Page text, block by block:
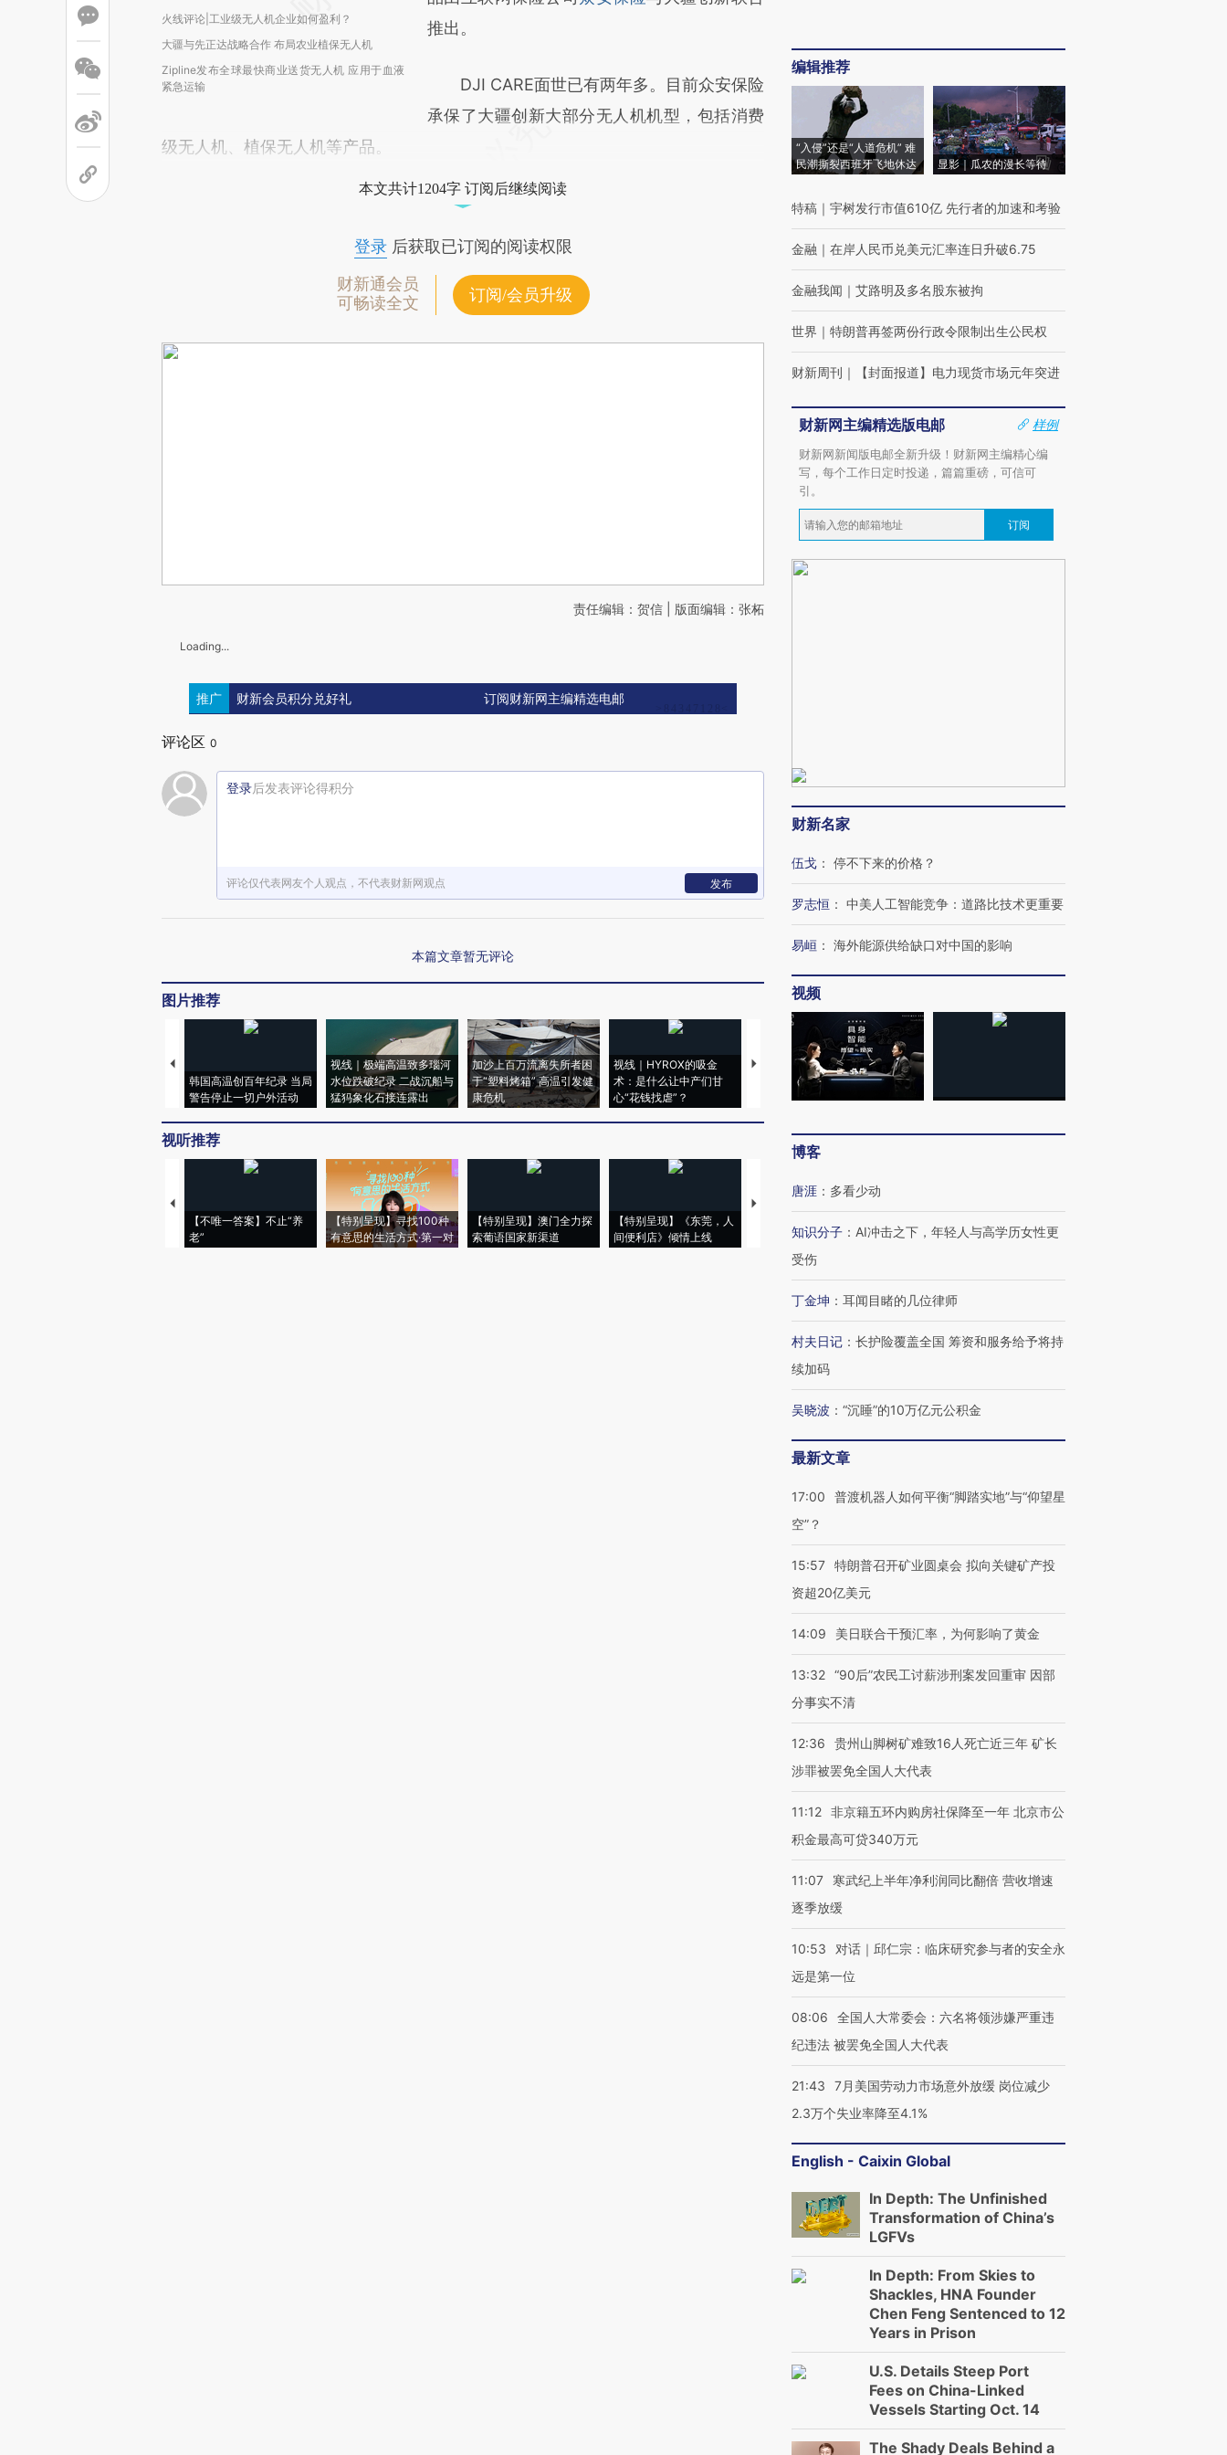
火线评论|工业级无人机企业如何盈利？
大疆与先正达战略合作 布局农业植保无人机
Zipline发布全球最快商业送货无人机 应用于血液
紧急运输
推出。
DJI CARE面世已有两年多。目前众安保险
承保了大疆创新大部分无人机机型，包括消费
级无人机、植保无人机等产品。
本文共计1204字 订阅后继续阅读
登录后获取已订阅的阅读权限
财新通会员
可畅读全文
订阅/会员升级
责任编辑：贺信 | 版面编辑：张柘
Loading...
推广 财新会员积分兑好礼 订阅财新网主编精选电邮
评论区 0
登录后发表评论得积分
评论仅代表网友个人观点，不代表财新网观点 发布
本篇文章暂无评论
图片推荐
韩国高温创百年纪录 当局
警告停止一切户外活动
视线｜极端高温致多瑙河
水位跌破纪录 二战沉船与
猛犸象化石接连露出
加沙上百万流离失所者困
于“塑料烤箱” 高温引发健
康危机
视线｜HYROX的吸金
术：是什么让中产们甘
心“花钱找虐”？
马航飞行员跨国走私7万
粒摇头丸 尿检体内含3种
视线｜被称为“蟑螂”的印
度Z世代 用街头抗争将教
育部长拱下台
飞地休达
视听推荐
【不唯一答案】不止“养
老”
【特别呈现】寻找100种
有意思的生活方式·第一对
【特别呈现】澳门全力探
索葡语国家新渠道
【特别呈现】《东莞，人
间便利店》倾情上线
【推广】走进第四届链博
有意思的生活方式·第三对
住三大增长引擎是什么？
编辑推荐
“入侵”还是“人道危机” 难
民潮撕裂西班牙飞地休达
显影｜瓜农的漫长等待
特稿 ｜ 宇树发行市值610亿 先行者的加速和考验
金融 ｜ 在岸人民币兑美元汇率连日升破6.75
金融我闻 ｜ 艾路明及多名股东被拘
世界 ｜ 特朗普再签两份行政令限制出生公民权
财新周刊 ｜ 【封面报道】电力现货市场元年突进
财新网主编精选版电邮
样例
财新网新闻版电邮全新升级！财新网主编精心编
写，每个工作日定时投递，篇篇重磅，可信可
引。
订阅
财新名家
伍戈 ： 停不下来的价格？
罗志恒 ： 中美人工智能竞争：道路比技术更重要
易峘 ： 海外能源供给缺口对中国的影响
视频
博客
唐涯 ： 多看少动
知识分子 ： AI冲击之下，年轻人与高学历女性更
受伤
丁金坤 ： 耳闻目睹的几位律师
村夫日记 ： 长护险覆盖全国 筹资和服务给予将持
续加码
吴晓波 ： “沉睡”的10万亿元公积金
最新文章
17:00
普渡机器人如何平衡“脚踏实地”与“仰望星
空”？
15:57 特朗普召开矿业圆桌会 拟向关键矿产投
资超20亿美元
14:09 美日联合干预汇率，为何影响了黄金
13:32 “90后”农民工讨薪涉刑案发回重审 因部
分事实不清
12:36
贵州山脚树矿难致16人死亡近三年 矿长
涉罪被罢免全国人大代表
11:12 非京籍五环内购房社保降至一年 北京市公
积金最高可贷340万元
11:07
寒武纪上半年净利润同比翻倍 营收增速
逐季放缓
10:53
对话｜邱仁宗：临床研究参与者的安全永
远是第一位
08:06
全国人大常委会：六名将领涉嫌严重违
纪违法 被罢免全国人大代表
21:43
7月美国劳动力市场意外放缓 岗位减少
2.3万个失业率降至4.1%
English - Caixin Global
In Depth: The Unfinished
Transformation of China’s
LGFVs
In Depth: From Skies to
Shackles, HNA Founder
Chen Feng Sentenced to 12
Years in Prison
U.S. Details Steep Port
Fees on China-Linked
Vessels Starting Oct. 14
The Shady Deals Behind a